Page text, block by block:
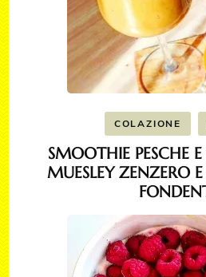
COLAZIONE
SMOOTHIE PESCHE
MUESLEY ZENZERO